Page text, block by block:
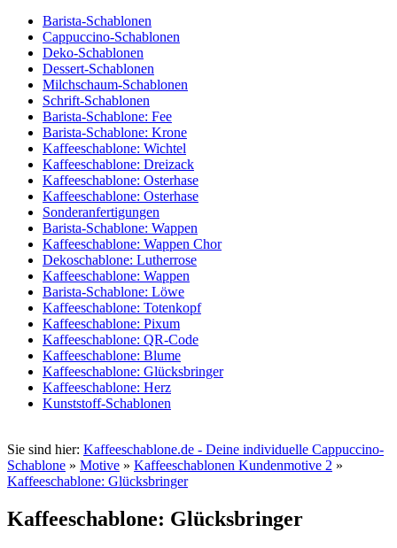
Barista-Schablonen
Cappuccino-Schablonen
Deko-Schablonen
Dessert-Schablonen
Milchschaum-Schablonen
Schrift-Schablonen
Barista-Schablone: Fee
Barista-Schablone: Krone
Kaffeeschablone: Wichtel
Kaffeeschablone: Dreizack
Kaffeeschablone: Osterhase
Kaffeeschablone: Osterhase
Sonderanfertigungen
Barista-Schablone: Wappen
Kaffeeschablone: Wappen Chor
Dekoschablone: Lutherrose
Kaffeeschablone: Wappen
Barista-Schablone: Löwe
Kaffeeschablone: Totenkopf
Kaffeeschablone: Pixum
Kaffeeschablone: QR-Code
Kaffeeschablone: Blume
Kaffeeschablone: Glücksbringer
Kaffeeschablone: Herz
Kunststoff-Schablonen
Sie sind hier: Kaffeeschablone.de - Deine individuelle Cappuccino-
Schablone » Motive » Kaffeeschablonen Kundenmotive 2 »
Kaffeeschablone: Glücksbringer
Kaffeeschablone: Glücksbringer